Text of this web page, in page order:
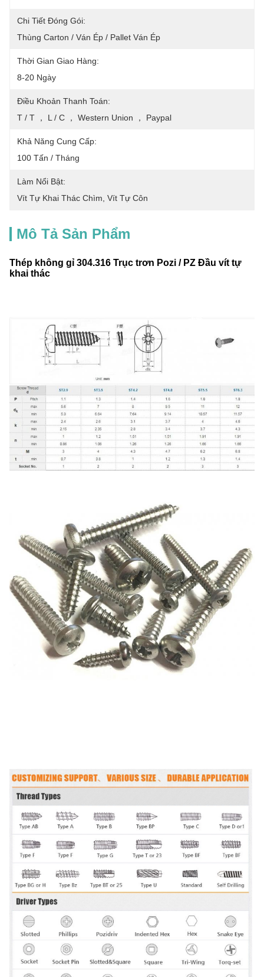
Chi Tiết Đóng Gói:
Thùng Carton / Ván Ép / Pallet Ván Ép
Thời Gian Giao Hàng:
8-20 Ngày
Điều Khoản Thanh Toán:
T / T ， L / C ， Western Union ， Paypal
Khả Năng Cung Cấp:
100 Tấn / Tháng
Làm Nổi Bật:
Vít Tự Khai Thác Chìm Vít Tự Côn
Mô Tả Sản Phẩm
Thép không gỉ 304.316 Trục trơn Pozi / PZ Đầu vít tự
khai thác